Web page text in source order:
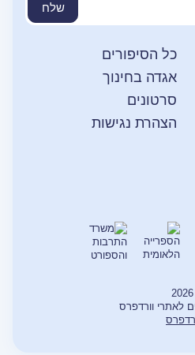
שלח
כל הסיפורים
הצהרת נגישות
אגדה בחינוך
סרטונים
2026